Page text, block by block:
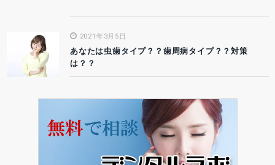
2021年3月5日
あなたは虫歯タイプ？？歯周病タイプ？？対策
は？？